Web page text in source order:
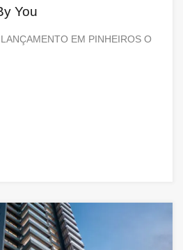
You
EM PINHEIROS O